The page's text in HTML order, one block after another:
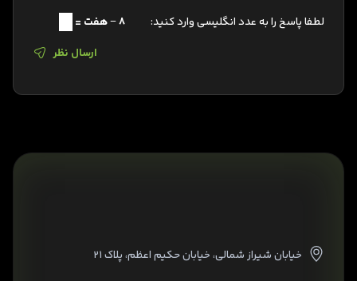
لطفا پاسخ را به عدد انگلیسی وارد کنید:
8 − هفت =
ارسال نظر
خیابان شیراز شمالی، خیابان حکیم اعظم، پلاک ۲۱